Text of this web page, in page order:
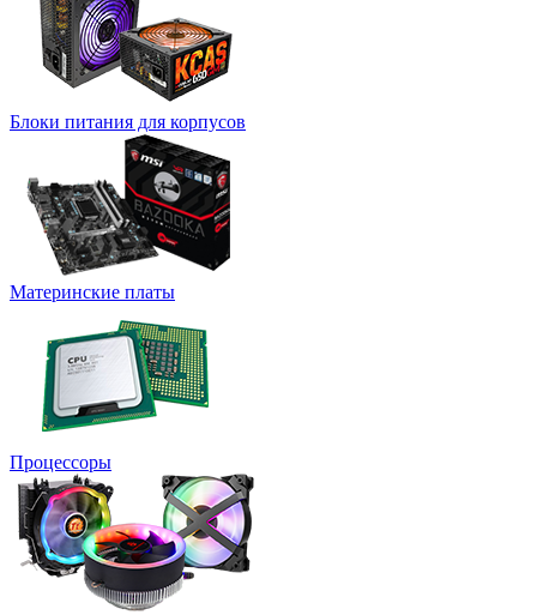
Блоки питания для корпусов
Материнские платы
Процессоры